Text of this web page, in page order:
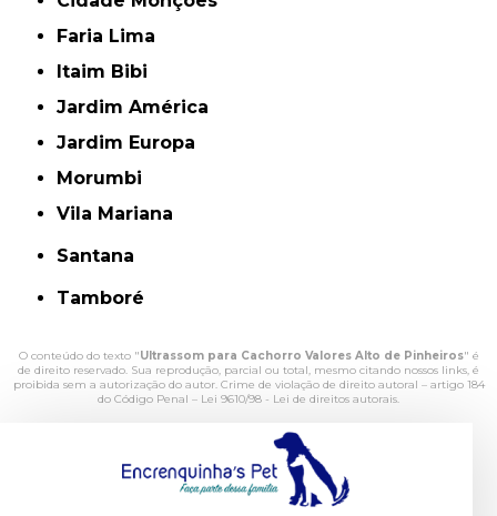
Faria Lima
Itaim Bibi
Jardim América
Jardim Europa
Morumbi
Vila Mariana
Santana
Tamboré
O conteúdo do texto "Ultrassom para Cachorro Valores Alto de Pinheiros" é
de direito reservado. Sua reprodução, parcial ou total, mesmo citando nossos links, é
proibida sem a autorização do autor. Crime de violação de direito autoral – artigo 184
do Código Penal – Lei 9610/98 - Lei de direitos autorais.